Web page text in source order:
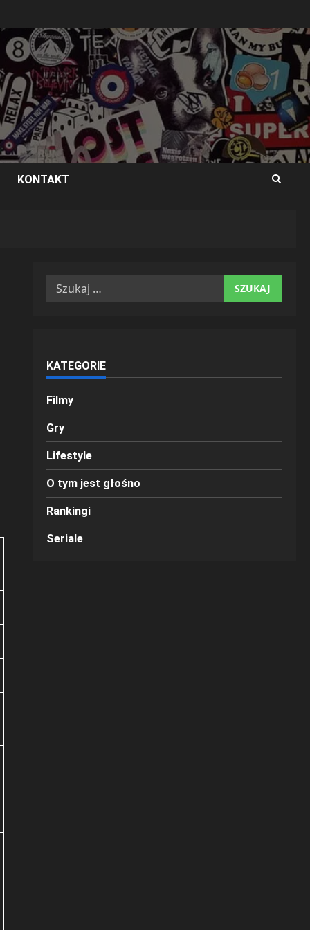
KONTAKT
Szukaj:
KATEGORIE
Filmy
Gry
Lifestyle
O tym jest głośno
Rankingi
Seriale